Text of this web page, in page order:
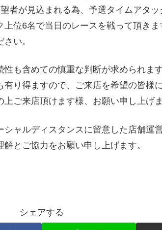
者が見込まれる為、予選タイムアタ
位6名で当日のレースを戦って頂き
い。
も含めての慎重な判断が求められま
り得ますので、ご来店を希望の皆様
ご来店頂けます様、お願い申し上げま
ャルディスタンスに留意した店舗運
とご協力をお願い申し上げます。
シェアする